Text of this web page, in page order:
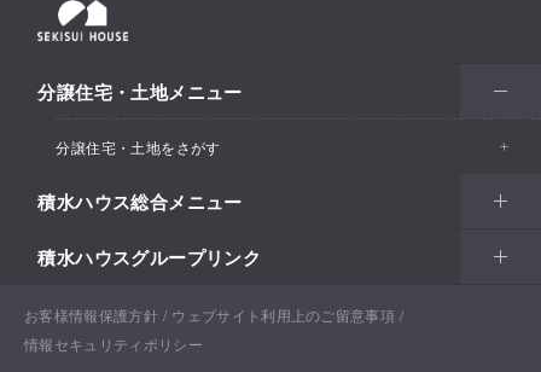
分譲住宅・土地メニュー
分譲住宅・土地をさがす
エリアからさがす
北海道・東北
北海道
関東甲信越
市区町村からさがす
沿線・駅からさがす
積水ハウス総合メニュー
住まい
戸建住宅
土地活用
積水ハウスグループリンク
積水ハウスサポートプラス
お客様情報保護方針
ウェブサイト利用上のご留意事項
情報セキュリティポリシー